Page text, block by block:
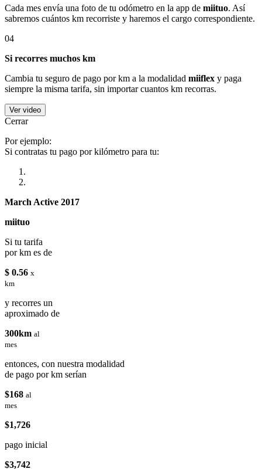
Cada mes envía una foto de tu odómetro en la app de miituo. Así
sabremos cuántos km recorriste y haremos el cargo correspondiente.
04
Si recorres muchos km
Cambia tu seguro de pago por km a la modalidad miiflex y paga
siempre la misma tarifa, sin importar cuantos km recorras.
Ver video
Cerrar
Por ejemplo:
Si contratas tu pago por kilómetro para tu:
March Active 2017
miituo
Si tu tarifa
por km es de
$ 0.56 x
km
y recorres un
aproximado de
300km al
mes
entonces, con nuestra modalidad
de pago por km serían
$168 al
mes
$1,726
pago inicial
$3,742